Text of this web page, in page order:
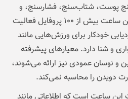
پوست، شتاب‌سنج، فشارسنج، و
ژیروسکوپ را ارائه می‌دهد. این ساعت بیش از ۱۰۰ پروفایل فعالیت
خودکار برای ورزش‌هایی مانند
و شنا دارد. معیارهای پیشرفته
و نوسان عمودی نیز ارائه می‌شوند،
دویدن را محاسبه نمی‌کند.